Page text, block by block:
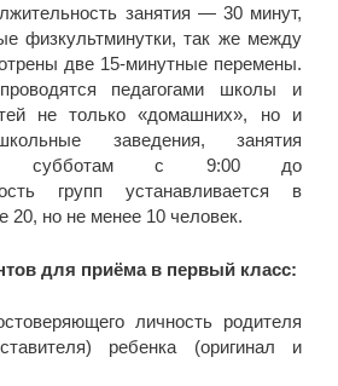
занятия — 30 минут,
физкультминутки, так же между
две 15-минутные перемены.
педагогами школы и
не только «домашних», но и
заведения, занятия
субботам с 9:00 до
групп устанавливается в
20, но не менее 10 человек.
для приёма в первый класс:
личность родителя
ребенка (оригинал и